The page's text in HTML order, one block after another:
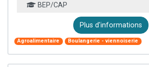
BEP/CAP
Plus d'informations
Agroalimentaire Boulangerie - viennoiserie